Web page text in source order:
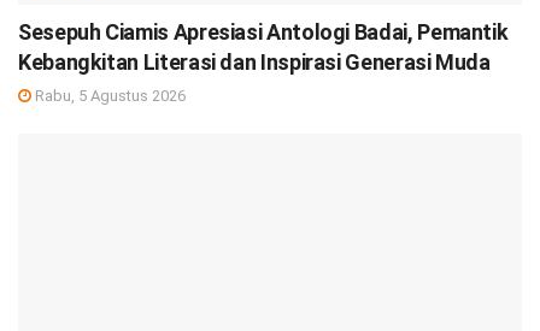
Sesepuh Ciamis Apresiasi Antologi Badai, Pemantik
Kebangkitan Literasi dan Inspirasi Generasi Muda
Rabu, 5 Agustus 2026